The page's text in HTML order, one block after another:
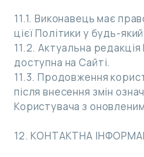
11.1. Виконавець має
цієї Політики у будь-
11.2. Актуальна
доступна на Сайті.
11.3. Продовження
після внесення змін
Користувача з
12. КОНТАКТНА